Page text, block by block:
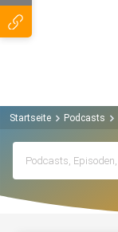
Startseite Podcasts